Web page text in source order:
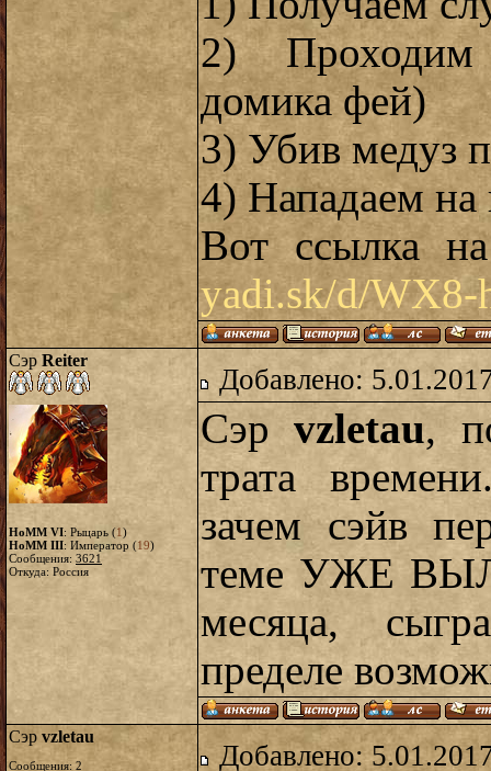
2) Проходим
домика фей)
3) Убив медуз
4) Нападаем на
Вот ссылка
yadi.sk/d/WX8-
Сэр Reiter
HoMM VI: Рыцарь (1)
HoMM III: Император (19)
Сообщения: 3621
Откуда: Россия
Добавлено:
Сэрvzletau,
трата
зачем сэйв
теме УЖЕ
месяца,
пределе
Сэр vzletau
Сообщения: 2
Добавлено: